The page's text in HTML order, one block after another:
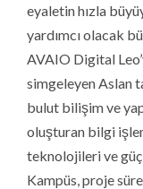
eyaletin hızla
yardımcı olacak
AVAIO Digital
simgeleyen Aslan
bulut bilişim ve
oluşturan bilgi
teknolojileri ve güç
Kampüs, proje